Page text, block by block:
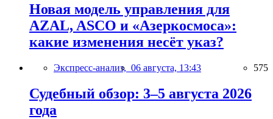
Новая модель управления для
AZAL, ASCO и «Азеркосмоса»:
какие изменения несёт указ?
Экспресс-анализ, 06 августа, 13:43 575
Судебный обзор: 3–5 августа 2026
года